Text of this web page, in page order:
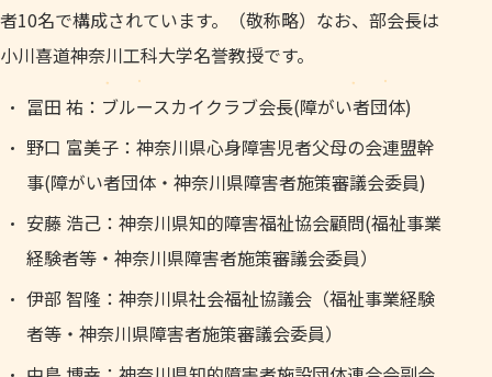
者10名で構成されています。（敬称略）なお、部会長は
小川喜道神奈川工科大学名誉教授です。
冨田 祐：ブルースカイクラブ会長(障がい者団体)
野口 富美子：神奈川県心身障害児者父母の会連盟幹
事(障がい者団体・神奈川県障害者施策審議会委員)
安藤 浩己：神奈川県知的障害福祉協会顧問(福祉事業
経験者等・神奈川県障害者施策審議会委員）
伊部 智隆：神奈川県社会福祉協議会（福祉事業経験
者等・神奈川県障害者施策審議会委員）